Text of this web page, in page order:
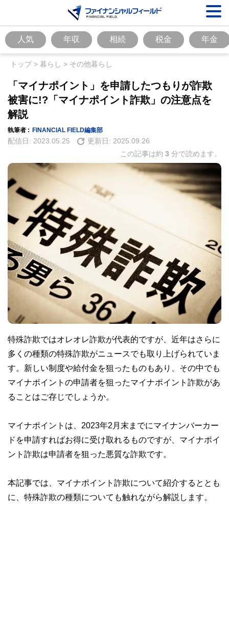
人気 年収 相続 税金 年金
トップ> 暮らし > その他暮らし
「マイナポイント」を申請したつもりが詐欺
被害に!?「マイナポイント詐欺」の注意点を
解説
執筆者 : FINANCIAL FIELD編集部
配信日: 2023.05.25 更新日: 2025.09.26
この記事は約 3 分で読めます。
特殊詐欺ではオレオレ詐欺が代表的ですが、近年はさらに
多くの種類の特殊詐欺がニュースでも取り上げられていま
す。新しい制度や給付金を狙ったものもあり、その中でも
マイナポイントの申請者を狙ったマイナポイント詐欺があ
ることはご存じでしょうか。
マイナポイントは、2023年2月末までにマイナンバーカー
ドを申請すればお得に受け取れるものですが、マイナポイ
ント詐欺は申請者を狙った悪質な詐欺です。
本記事では、マイナポイント詐欺について紹介するととも
に、特殊詐欺の種類についても触れながら解説します。